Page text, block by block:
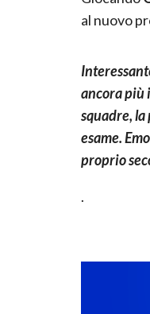
Giocando
al nuovo
ancora più
squadre,
esame.
proprio
.